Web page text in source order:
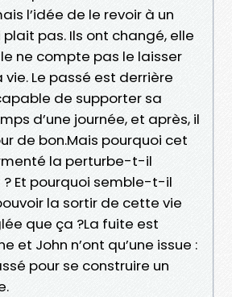
l’idée de le revoir à un
pas. Ils ont changé, elle
ne compte pas le laisser
vie. Le passé est derrière
de supporter sa
d’une journée, et après, il
de bon.Mais pourquoi cet
la perturbe-t-il
Et pourquoi semble-t-il
la sortir de cette vie
que ça ?La fuite est
et John n’ont qu’une issue :
pour se construire un